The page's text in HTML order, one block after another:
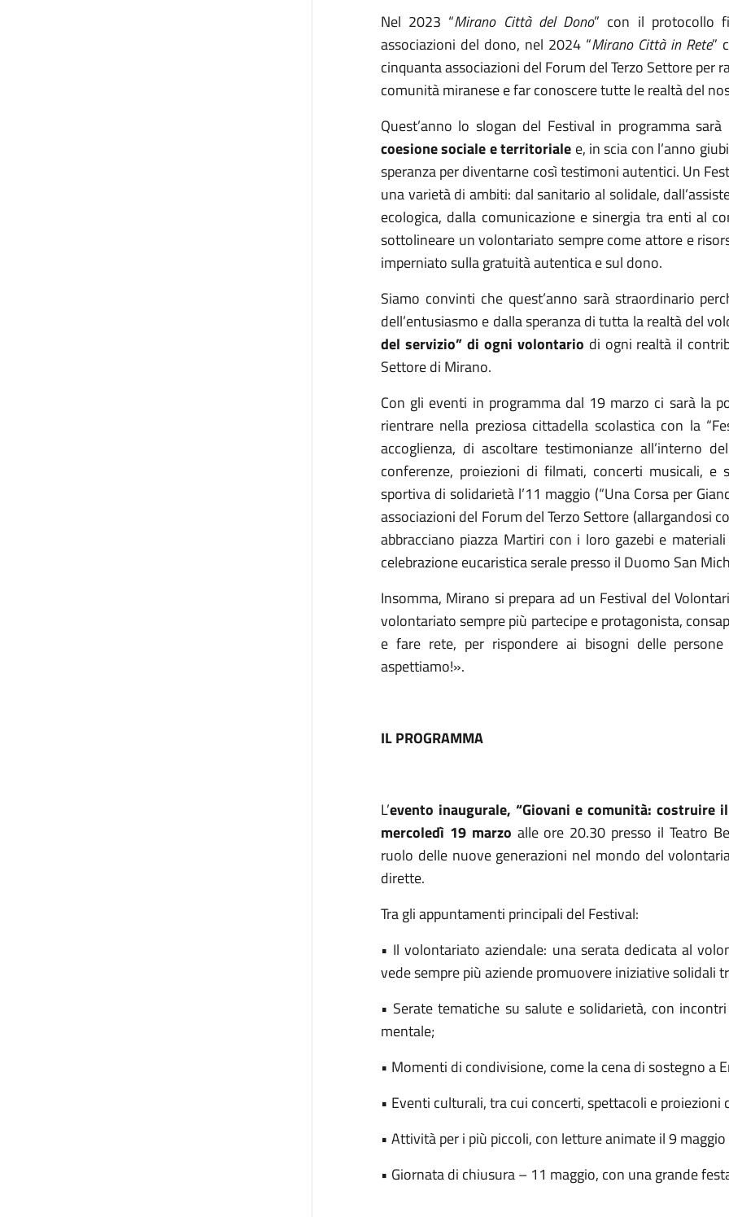
Nel 2023 “Mirano Città del Dono” con il protocollo
associazioni del dono, nel 2024 “Mirano Città in Rete”
cinquanta associazioni del Forum del Terzo Settore per
comunità miranese e far conoscere tutte le realtà del
Quest’anno lo slogan del Festival in programma sarà
coesione sociale e territoriale e, in scia con l’anno
speranza per diventarne così testimoni autentici. Un
una varietà di ambiti: dal sanitario al solidale,
ecologica, dalla comunicazione e sinergia tra enti al
sottolineare un volontariato sempre come attore e
imperniato sulla gratuità autentica e sul dono.
Siamo convinti che quest’anno sarà straordinario
dell’entusiasmo e dalla speranza di tutta la realtà del
del servizio” di ogni volontario di ogni realtà il
Settore di Mirano.
Con gli eventi in programma dal 19 marzo ci sarà la
rientrare nella preziosa cittadella scolastica con la
accoglienza, di ascoltare testimonianze all’interno
conferenze, proiezioni di filmati, concerti musicali, e
sportiva di solidarietà l’11 maggio (“Una Corsa per
associazioni del Forum del Terzo Settore (allargandosi
abbracciano piazza Martiri con i loro gazebi e
celebrazione eucaristica serale presso il Duomo San
Insomma, Mirano si prepara ad un Festival del
volontariato sempre più partecipe e protagonista,
e fare rete, per rispondere ai bisogni delle
aspettiamo!».
IL PROGRAMMA
L’evento inaugurale, “Giovani e comunità:
mercoledì 19 marzo alle ore 20.30 presso il Teatro
ruolo delle nuove generazioni nel mondo del
dirette.
Tra gli appuntamenti principali del Festival:
• Il volontariato aziendale: una serata dedicata al
vede sempre più aziende promuovere iniziative solidali
• Serate tematiche su salute e solidarietà, con
mentale;
• Momenti di condivisione, come la cena di sostegno a
• Eventi culturali, tra cui concerti, spettacoli e
• Attività per i più piccoli, con letture animate il 9
• Giornata di chiusura – 11 maggio, con una grande